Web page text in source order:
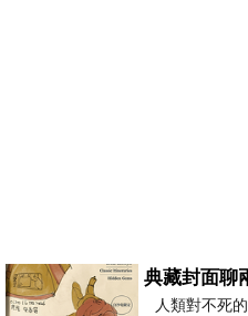
典藏封面聊
人類對不死